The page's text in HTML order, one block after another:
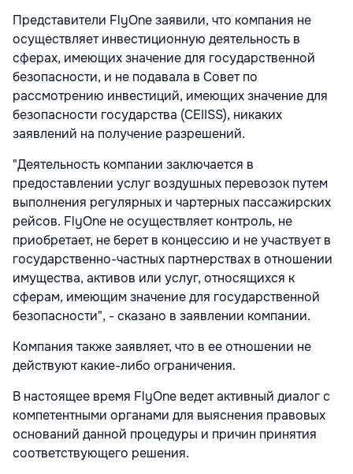
Представители FlyOne заявили, что компания не
осуществляет инвестиционную деятельность в
сферах, имеющих значение для государственной
безопасности, и не подавала в Совет по
рассмотрению инвестиций, имеющих значение для
безопасности государства (CEIISS), никаких
заявлений на получение разрешений.
"Деятельность компании заключается в
предоставлении услуг воздушных перевозок путем
выполнения регулярных и чартерных пассажирских
рейсов. FlyOne не осуществляет контроль, не
приобретает, не берет в концессию и не участвует в
государственно-частных партнерствах в отношении
имущества, активов или услуг, относящихся к
сферам, имеющим значение для государственной
безопасности", - сказано в заявлении компании.
Компания также заявляет, что в ее отношении не
действуют какие-либо ограничения.
В настоящее время FlyOne ведет активный диалог с
компетентными органами для выяснения правовых
оснований данной процедуры и причин принятия
соответствующего решения.